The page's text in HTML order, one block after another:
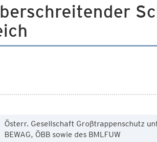
Österr. Gesellschaft Großtrappenschutz
BEWAG, ÖBB sowie des BMLFUW